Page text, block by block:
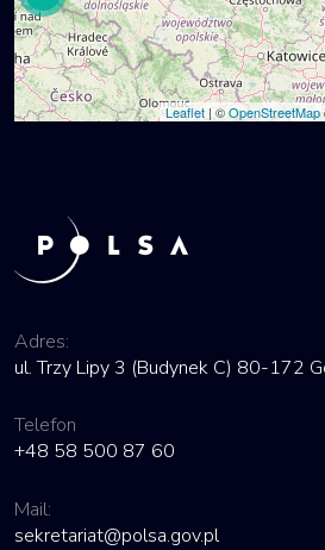
Leaflet| ©OpenStreetMap
Adres:
ul. Trzy Lipy 3 (Budynek C) 80-172
Telefon
+48 58 500 87 60
Mail:
sekretariat@polsa.gov.pl